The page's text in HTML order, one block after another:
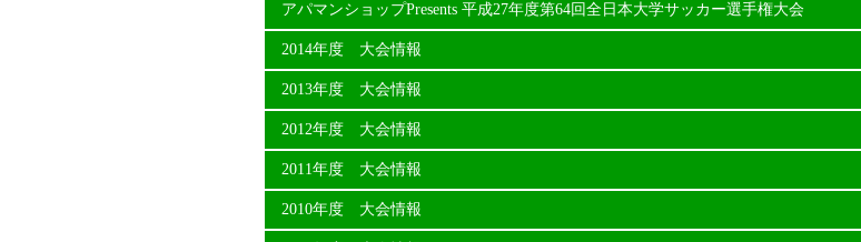
アパマンショップPresents 平成27年度第64回全日本大学サッカー選手権大会
2014年度 大会情報
2013年度 大会情報
2012年度 大会情報
2011年度 大会情報
2010年度 大会情報